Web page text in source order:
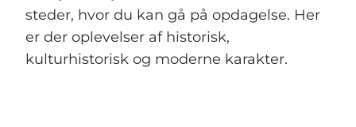
steder, hvor du kan gå på opdagelse. Her
er der oplevelser af historisk,
kulturhistorisk og moderne karakter.